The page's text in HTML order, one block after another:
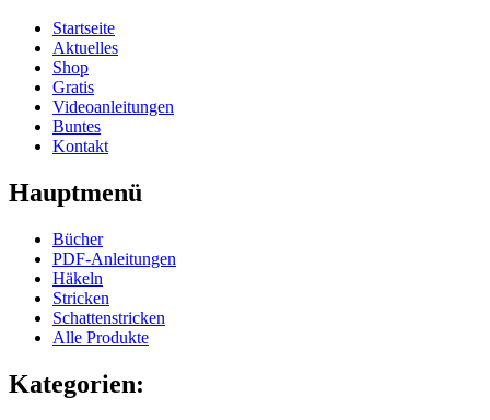
Startseite
Aktuelles
Shop
Gratis
Videoanleitungen
Buntes
Kontakt
Hauptmenü
Bücher
PDF-Anleitungen
Häkeln
Stricken
Schattenstricken
Alle Produkte
Kategorien: